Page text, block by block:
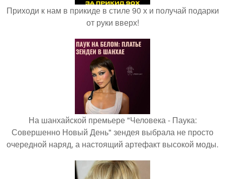
Приходи к нам в прикиде в стиле 90 х и получай подарки
от руки вверх!
На шанхайской премьере "Человека - Паука:
Совершенно Новый День" зендея выбрала не просто
очередной наряд, а настоящий артефакт высокой моды.